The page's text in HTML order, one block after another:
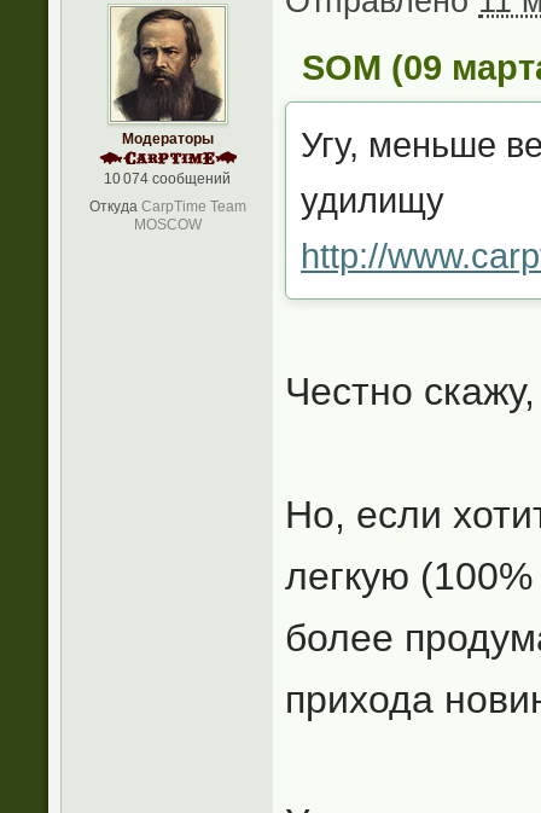
Модераторы
10 074 сообщений
Откуда CarpTime Team
MOSCOW
SOM (09
Угу, меньше
удилищу
http://
Честно
Но, если
легкую
более
прихода